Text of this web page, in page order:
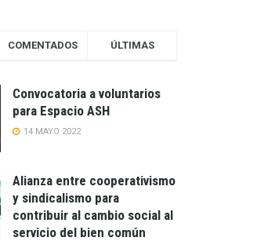
COMENTADOS ÚLTIMAS
Convocatoria a voluntarios
para Espacio ASH
14 MAYO 2022
Alianza entre cooperativismo
y sindicalismo para
contribuir al cambio social al
servicio del bien común